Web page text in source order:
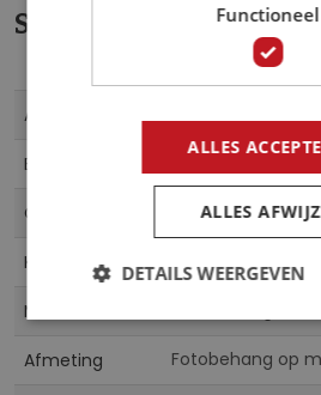
Specificaties
Artikelnummer
EAN
Collectie
Kleur Multicolor
Materiaal
Afmeting Fotobehang op
Functioneel
ALLES
ALLES
DETAILS WEERGEVEN